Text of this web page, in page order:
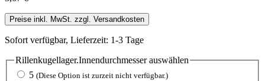
Preise inkl. MwSt. zzgl. Versandkosten
Sofort verfügbar, Lieferzeit: 1-3 Tage
Rillenkugellager.Innendurchmesserauswählen
5 (Diese Option ist zurzeit nicht verfügbar.)